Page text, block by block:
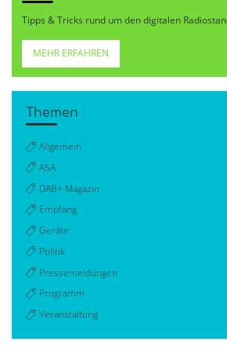
Tipps & Tricks rund um den digitalen
MEHR ERFAHREN
Themen
Allgemein
ASA
DAB+ Magazin
Empfang
Geräte
Politik
Pressemeldungen
Programm
Veranstaltung